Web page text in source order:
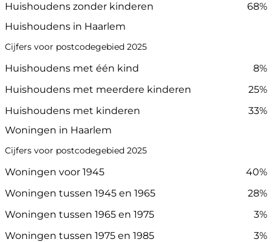
Huishoudens zonder kinderen
68%
Huishoudens in Haarlem
Cijfers voor postcodegebied 2025
Huishoudens met één kind
8%
Huishoudens met meerdere kinderen
25%
Huishoudens met kinderen
33%
Woningen in Haarlem
Cijfers voor postcodegebied 2025
Woningen voor 1945
40%
Woningen tussen 1945 en 1965
28%
Woningen tussen 1965 en 1975
3%
Woningen tussen 1975 en 1985
3%